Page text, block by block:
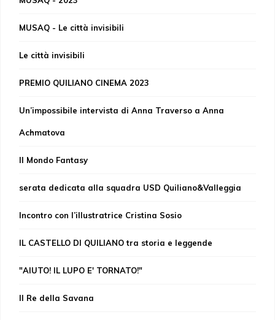
MUSAQ - Le città invisibili
Le città invisibili
PREMIO QUILIANO CINEMA 2023
Un’impossibile intervista di Anna Traverso a Anna
Achmatova
Il Mondo Fantasy
serata dedicata alla squadra USD Quiliano&Valleggia
Incontro con l’illustratrice Cristina Sosio
IL CASTELLO DI QUILIANO tra storia e leggende
"AIUTO! IL LUPO E' TORNATO!"
Il Re della Savana